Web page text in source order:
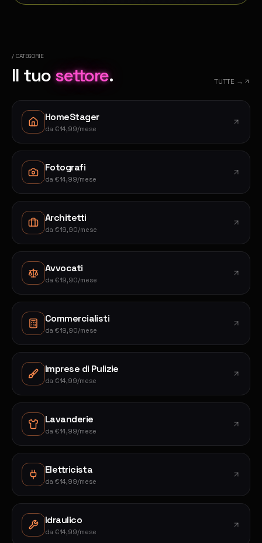
/ CATEGORIE
Il tuosettore. TUTTE →
HomeStager
da €14,99/mese
Fotografi
da €14,99/mese
Architetti
da €19,90/mese
Avvocati
da €19,90/mese
Commercialisti
da €19,90/mese
Imprese di Pulizie
da €14,99/mese
Lavanderie
da €14,99/mese
Elettricista
da €14,99/mese
Idraulico
da €14,99/mese